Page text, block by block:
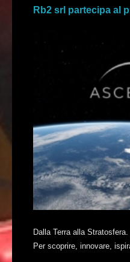
Rb2 srl partecipa al
Dalla Terra alla Stratosfera.
Per scoprire, innovare,